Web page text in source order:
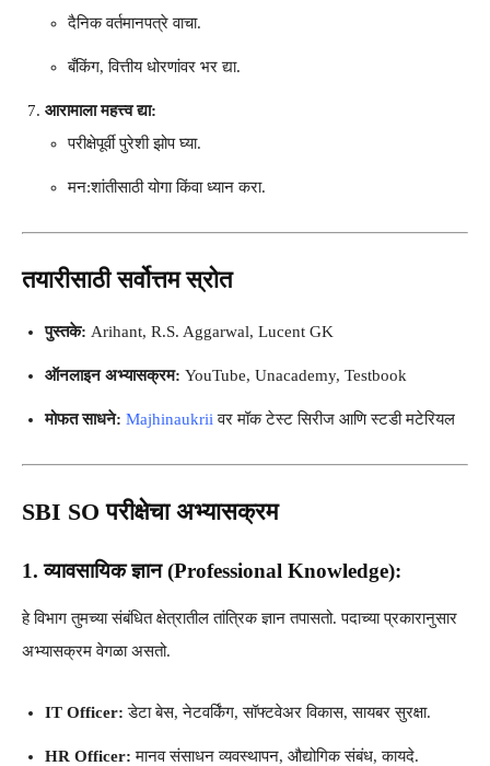
दैनिक वर्तमानपत्रे वाचा.
बँकिंग, वित्तीय धोरणांवर भर द्या.
आरामाला महत्त्व द्या:
परीक्षेपूर्वी पुरेशी झोप घ्या.
मन:शांतीसाठी योगा किंवा ध्यान करा.
तयारीसाठी सर्वोत्तम स्रोत
पुस्तके: Arihant, R.S. Aggarwal, Lucent GK
ऑनलाइन अभ्यासक्रम: YouTube, Unacademy, Testbook
मोफत साधने: Majhinaukrii वर मॉक टेस्ट सिरीज आणि स्टडी मटेरियल
SBI SO परीक्षेचा अभ्यासक्रम
1. व्यावसायिक ज्ञान (Professional Knowledge):
हे विभाग तुमच्या संबंधित क्षेत्रातील तांत्रिक ज्ञान तपासतो. पदाच्या प्रकारानुसार
अभ्यासक्रम वेगळा असतो.
IT Officer: डेटा बेस, नेटवर्किंग, सॉफ्टवेअर विकास, सायबर सुरक्षा.
HR Officer: मानव संसाधन व्यवस्थापन, औद्योगिक संबंध, कायदे.